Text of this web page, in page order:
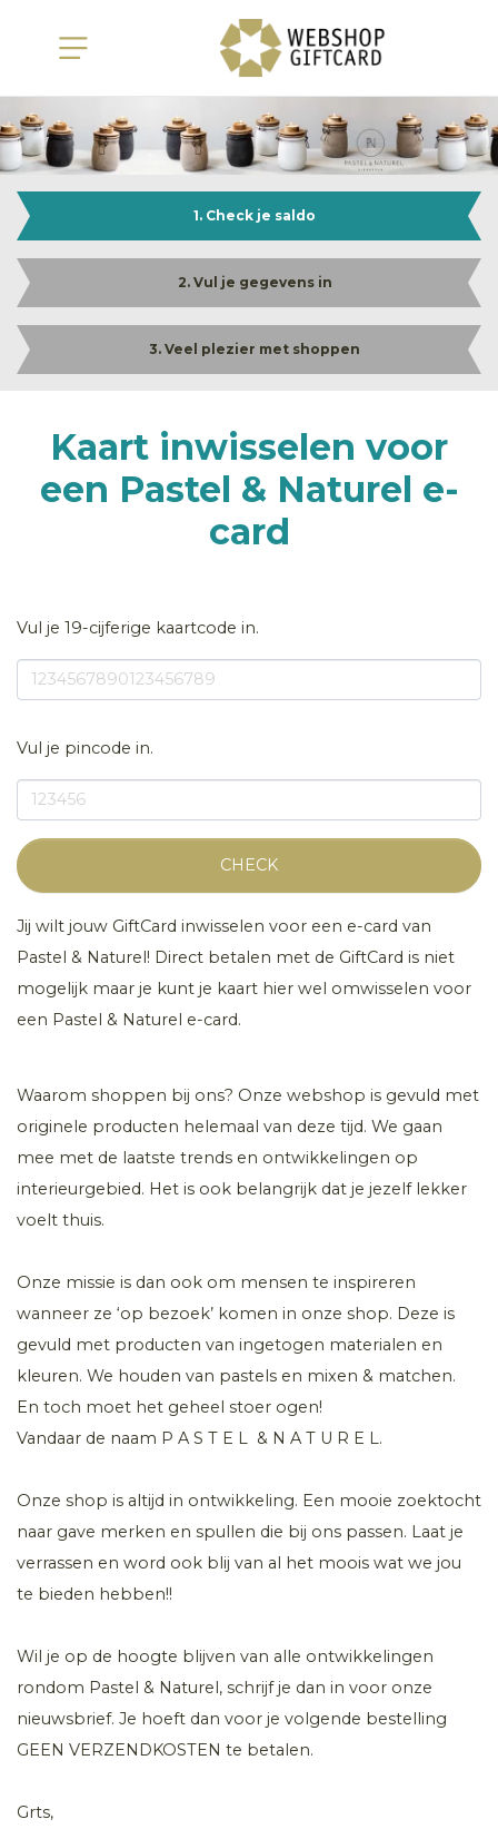
1. Check je saldo
2. Vul je gegevens in
3. Veel plezier met shoppen
Kaart inwisselen voor
een Pastel & Naturel e-
card
Vul je 19-cijferige kaartcode in.
Vul je pincode in.
CHECK
Jij wilt jouw GiftCard inwisselen voor een e-card van
Pastel & Naturel! Direct betalen met de GiftCard is niet
mogelijk maar je kunt je kaart hier wel omwisselen voor
een Pastel & Naturel e-card.
Waarom shoppen bij ons? Onze webshop is gevuld met
originele producten helemaal van deze tijd. We gaan
mee met de laatste trends en ontwikkelingen op
interieurgebied. Het is ook belangrijk dat je jezelf lekker
voelt thuis.
Onze missie is dan ook om mensen te inspireren
wanneer ze ‘op bezoek’ komen in onze shop. Deze is
gevuld met producten van ingetogen materialen en
kleuren. We houden van pastels en mixen & matchen.
En toch moet het geheel stoer ogen!
Vandaar de naam P A S T E L & N A T U R E L.
Onze shop is altijd in ontwikkeling. Een mooie zoektocht
naar gave merken en spullen die bij ons passen. Laat je
verrassen en word ook blij van al het moois wat we jou
te bieden hebben!!
Wil je op de hoogte blijven van alle ontwikkelingen
rondom Pastel & Naturel, schrijf je dan in voor onze
nieuwsbrief. Je hoeft dan voor je volgende bestelling
GEEN VERZENDKOSTEN te betalen.
Grts,